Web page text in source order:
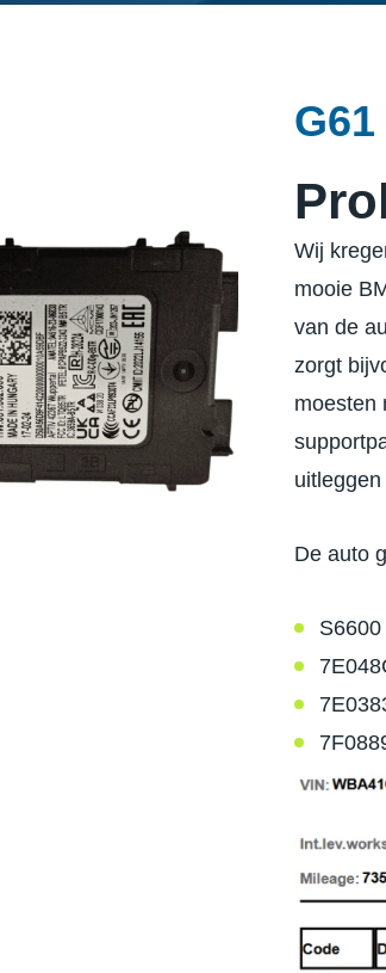
Wij
mooie
van de
zorgt
moesten
De auto